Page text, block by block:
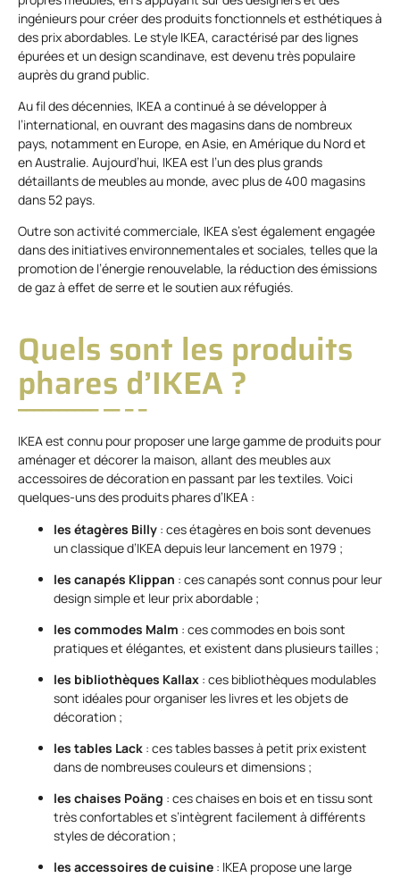
ingénieurs pour créer des produits fonctionnels et esthétiques à
des prix abordables. Le style IKEA, caractérisé par des lignes
épurées et un design scandinave, est devenu très populaire
auprès du grand public.
Au fil des décennies, IKEA a continué à se développer à
l’international, en ouvrant des magasins dans de nombreux
pays, notamment en Europe, en Asie, en Amérique du Nord et
en Australie. Aujourd’hui, IKEA est l’un des plus grands
détaillants de meubles au monde, avec plus de 400 magasins
dans 52 pays.
Outre son activité commerciale, IKEA s’est également engagée
dans des initiatives environnementales et sociales, telles que la
promotion de l’énergie renouvelable, la réduction des émissions
de gaz à effet de serre et le soutien aux réfugiés.
Quels sont les produits
phares d’IKEA ?
IKEA est connu pour proposer une large gamme de produits pour
aménager et décorer la maison, allant des meubles aux
accessoires de décoration en passant par les textiles. Voici
quelques-uns des produits phares d’IKEA :
les étagères Billy : ces étagères en bois sont devenues
un classique d’IKEA depuis leur lancement en 1979 ;
les canapés Klippan : ces canapés sont connus pour leur
design simple et leur prix abordable ;
les commodes Malm : ces commodes en bois sont
pratiques et élégantes, et existent dans plusieurs tailles ;
les bibliothèques Kallax : ces bibliothèques modulables
sont idéales pour organiser les livres et les objets de
décoration ;
les tables Lack : ces tables basses à petit prix existent
dans de nombreuses couleurs et dimensions ;
les chaises Poäng : ces chaises en bois et en tissu sont
très confortables et s’intègrent facilement à différents
styles de décoration ;
les accessoires de cuisine : IKEA propose une large